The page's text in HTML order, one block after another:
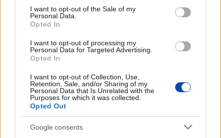
consent section.
I want to opt-out of the Sale of my
Personal Data.
Opted In
I want to opt-out of processing my
Personal Data for Targeted Advertising.
Opted In
I want to opt-out of Collection, Use,
Retention, Sale, and/or Sharing of my
Personal Data that Is Unrelated with the
Purposes for which it was collected.
Opted Out
Google consents
Az oroszlánt egy régi ismerőse keresheti
meg váratlanul
LEGFRISSEBB GALÉRIÁK